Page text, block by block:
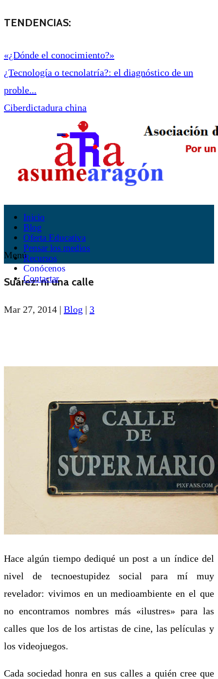
TENDENCIAS:
«¿Dónde el conocimiento?»
¿Tecnología o tecnolatría?: el diagnóstico de un
proble...
Ciberdictadura china
Inicio
Blog
Oferta Educativa
Pensar los medios
Recursos
Conócenos
Contactar
Menú
Suárez: ni una calle
Mar 27, 2014 | Blog | 3
Hace algún tiempo dediqué un post a un índice del
nivel de tecnoestupidez social para mí muy
revelador: vivimos en un medioambiente en el que
no encontramos nombres más «ilustres» para las
calles que los de los artistas de cine, las películas y
los videojuegos.
Cada sociedad honra en sus calles a quién cree que